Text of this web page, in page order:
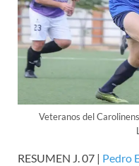
Veteranos del
RESUMEN J. 07 | Pedro